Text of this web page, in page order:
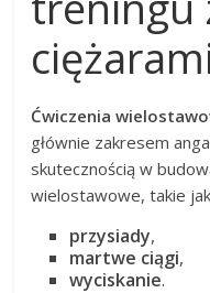
Ćwiczenia
głównie zakresem
skutecznością w
wielostawowe, takie
przysiady,
martwe ciągi,
wyciskanie.